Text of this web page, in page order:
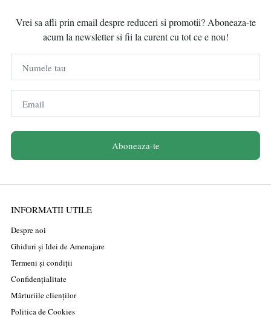
Vrei sa afli prin email despre reduceri si promotii? Aboneaza-te
acum la newsletter si fii la curent cu tot ce e nou!
Numele tau
Email
Aboneaza-te
INFORMATII UTILE
Despre noi
Ghiduri și Idei de Amenajare
Termeni și condiții
Confidențialitate
Mărturiile clienților
Politica de Cookies